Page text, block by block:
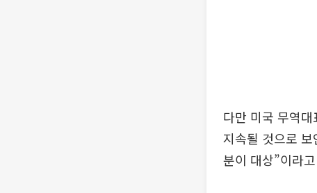
다만 미국 무역
지속될 것으로
분이 대상”이라